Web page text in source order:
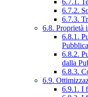
6.7.2.
6.7.3.
6.8. Proprietà
6.8.1.
6.8.2.
dalla
6.8.3.
6.9.
6.9.1. I